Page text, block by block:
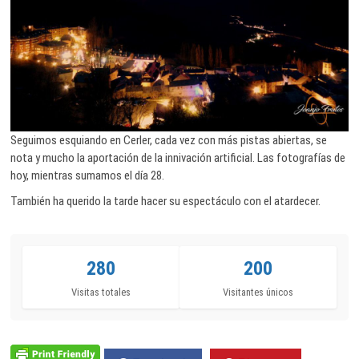
Seguimos esquiando en Cerler, cada vez con más pistas abiertas, se
nota y mucho la aportación de la innivación artificial. Las fotografías de
hoy, mientras sumamos el día 28.
También ha querido la tarde hacer su espectáculo con el atardecer.
280
Visitas totales
200
Visitantes únicos